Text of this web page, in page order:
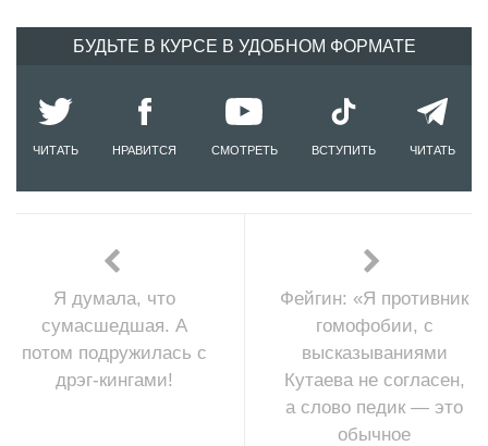
БУДЬТЕ В КУРСЕ В УДОБНОМ ФОРМАТЕ
ЧИТАТЬ НРАВИТСЯ СМОТРЕТЬ ВСТУПИТЬ ЧИТАТЬ
Я думала, что
сумасшедшая. А
потом подружилась с
дрэг-кингами!
Фейгин: «Я противник
гомофобии, с
высказываниями
Кутаева не согласен,
а слово педик — это
обычное